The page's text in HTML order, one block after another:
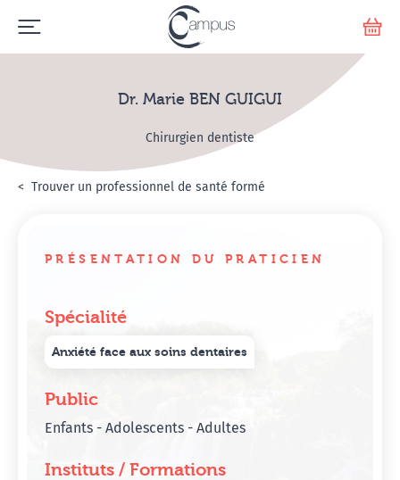
Dr. Marie BEN GUIGUI
Chirurgien dentiste
Accueil
Annuaire Hypnosanté
Trouver un professionnel de santé formé
PRÉSENTATION DU PRATICIEN
Spécialité
Anxiété face aux soins dentaires
Public
Enfants - Adolescents - Adultes
Instituts / Formations